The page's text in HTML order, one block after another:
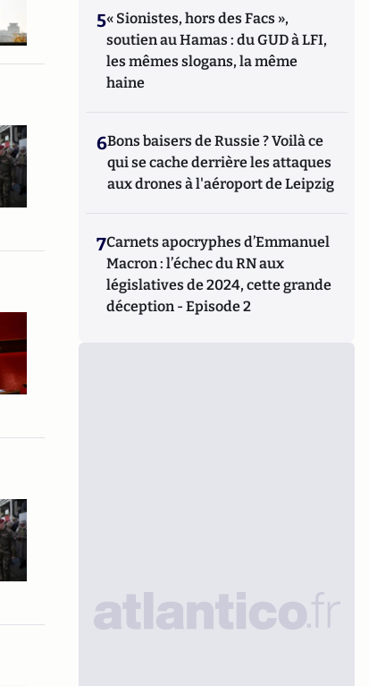
5« Sionistes, hors des Facs »,
soutien au Hamas : du GUD à LFI,
les mêmes slogans, la même
haine
6Bons baisers de Russie ? Voilà ce
qui se cache derrière les attaques
aux drones à l'aéroport de Leipzig
7Carnets apocryphes d’Emmanuel
Macron : l’échec du RN aux
législatives de 2024, cette grande
déception - Episode 2